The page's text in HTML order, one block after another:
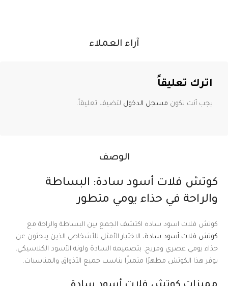
الوصف
كوتش فلات أسود سادة: البساطة
والراحة في حذاء يومي متطور
كوتش فلات اسود ساده اكتشف الجمع بين البساطة والراحة مع
كوتش فلات أسود سادة، الاختيار الأمثل للأشخاص الذين يبحثون عن
حذاء يومي عصري ومريح. بتصميمه السادة ولونه الأسود الكلاسيكي،
يوفر هذا الكوتش مظهرًا متميزًا يناسب جميع الأذواق والمناسبات.
آراء العملاء
اترك تعليقاً
يجب أنت تكون مسجل الدخول لتضيف تعليقاً.